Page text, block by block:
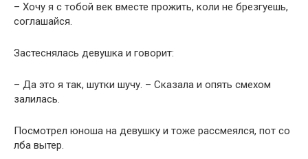
– Хочу я с тобой век вместе прожить, коли не брезгуешь,
соглашайся.
Застеснялась девушка и говорит:
– Да это я так, шутки шучу. – Сказала и опять смехом
залилась.
Посмотрел юноша на девушку и тоже рассмеялся, пот со
лба вытер.